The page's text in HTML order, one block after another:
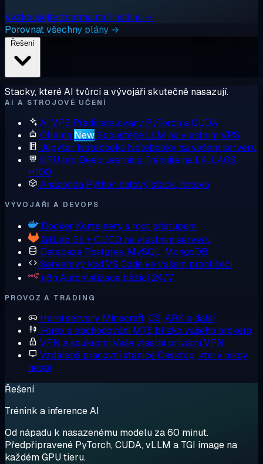
Vyzkoušejte zdarma na 1 hodinu →
Porovnat všechny plány →
Stacky, které AI tvůrci a vývojáři skutečně nasazují.
AI A STROJOVÉ UČENÍ
AI VPS Předinstalovaný PyTorch a CUDA
Ollama NewSpouštějte LLM na vlastním VPS
Jupyter Notebooks Notebooky na vašem serveru
GPU pro Deep Learning Trénujte na L4, L40S,
H100
Anaconda Python datový stack, hotovo
VÝVOJÁŘI A DEVOPS
Docker Kontejnery s root přístupem
GitLab Git + CI/CD na vlastním serveru
Databáze Postgres, MySQL, MongoDB
Serverový kód VS Code ve vašem prohlížeči
n8n Automatizace běžící 24/7
PROVOZ A TRADING
Herní servery Minecraft, CS, ARK a další
Forex a obchodování MT5 blízko vašeho brokera
VPN a soukromíVaše vlastní privátní VPN
Vzdálená pracovní stanice Desktop, který nikdy
nespí
Řešení
Trénink a inference AI
Od nápadu k nasazenému modelu za 60 minut.
Předpřipravené PyTorch, CUDA, vLLM a TGI image na
každém GPU tieru.